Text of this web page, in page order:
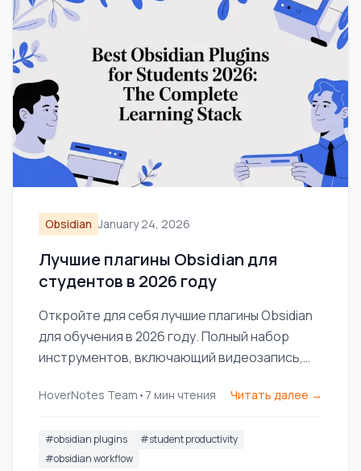
Obsidian January 24, 2026
Лучшие плагины Obsidian для
студентов в 2026 году
Откройте для себя лучшие плагины Obsidian
для обучения в 2026 году. Полный набор
инструментов, включающий видеозапись,
excalidraw для студентов.
HoverNotes Team • 7 мин чтения Читать далее →
#obsidian plugins #student productivity
#obsidian workflow